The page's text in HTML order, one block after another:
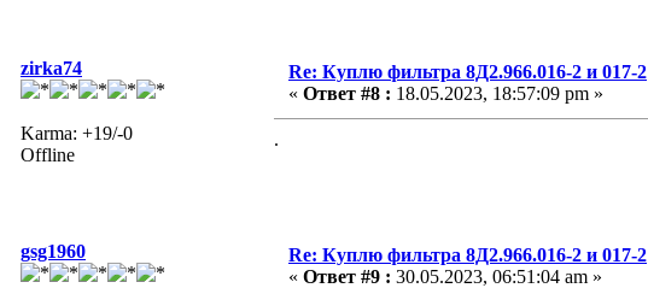
zirka74
Karma: +19/-0
Offline
Re: Куплю фильтра 8Д2.966.016-2 и 017-2
« Ответ #8 : 18.05.2023, 18:57:09 pm »
.
gsg1960
Re: Куплю фильтра 8Д2.966.016-2 и 017-2
« Ответ #9 : 30.05.2023, 06:51:04 am »